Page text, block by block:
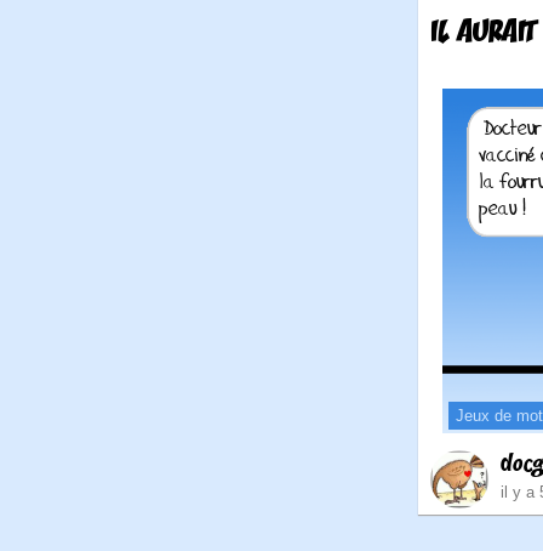
IL
Jeux de
il y a